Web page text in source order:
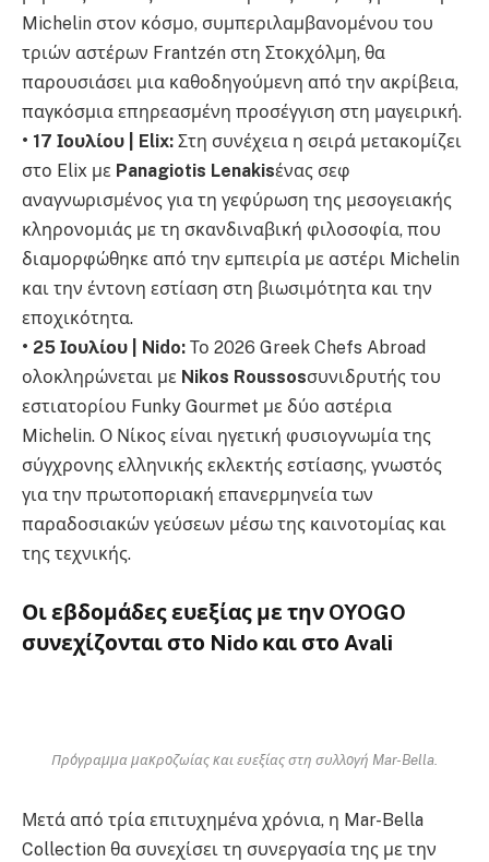
Michelin στον κόσμο, συμπεριλαμβανομένου του
τριών αστέρων Frantzén στη Στοκχόλμη, θα
παρουσιάσει μια καθοδηγούμενη από την ακρίβεια,
παγκόσμια επηρεασμένη προσέγγιση στη μαγειρική.
• 17 Ιουλίου | Elix: Στη συνέχεια η σειρά μετακομίζει
στο Elix με Panagiotis Lenakisένας σεφ
αναγνωρισμένος για τη γεφύρωση της μεσογειακής
κληρονομιάς με τη σκανδιναβική φιλοσοφία, που
διαμορφώθηκε από την εμπειρία με αστέρι Michelin
και την έντονη εστίαση στη βιωσιμότητα και την
εποχικότητα.
• 25 Ιουλίου | Nido: Το 2026 Greek Chefs Abroad
ολοκληρώνεται με Nikos Roussosσυνιδρυτής του
εστιατορίου Funky Gourmet με δύο αστέρια
Michelin. Ο Νίκος είναι ηγετική φυσιογνωμία της
σύγχρονης ελληνικής εκλεκτής εστίασης, γνωστός
για την πρωτοποριακή επανερμηνεία των
παραδοσιακών γεύσεων μέσω της καινοτομίας και
της τεχνικής.
Οι εβδομάδες ευεξίας με την OYOGO
συνεχίζονται στο Nido και στο Avali
Πρόγραμμα μακροζωίας και ευεξίας στη συλλογή Mar-Bella.
Μετά από τρία επιτυχημένα χρόνια, η Mar-Bella
Collection θα συνεχίσει τη συνεργασία της με την